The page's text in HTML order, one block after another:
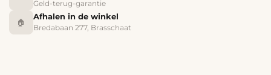
Geld-terug-garantie
🏠
Afhalen in de winkel
Bredabaan 277, Brasschaat